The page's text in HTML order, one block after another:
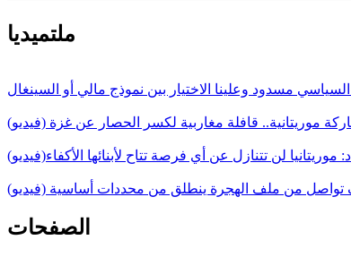
ملتميديا
مسدود وعلينا الاختيار بين نموذج مالي أو السينغال
موريتانية.. قافلة مغاربية لكسر الحصار عن غزة (فيديو)
موريتانيا لن تتنازل عن أي فرصة تتاح لأبنائها الأكفاء(فيديو)
تواصل من ملف الهجرة ينطلق من محددات أساسية (فيديو)
الصفحات